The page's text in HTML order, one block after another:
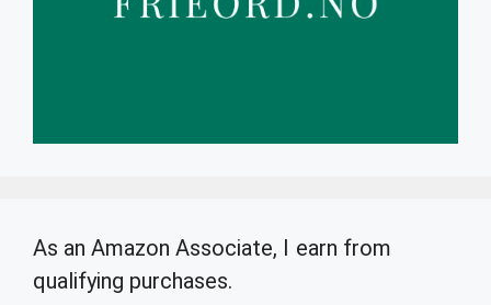
As an Amazon Associate, I earn from
qualifying purchases.